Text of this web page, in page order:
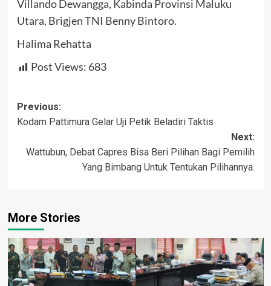
Villando Dewangga, Kabinda Provinsi Maluku
Utara, Brigjen TNI Benny Bintoro.
Halima Rehatta
Post Views: 683
Post
navigation
Previous:
Kodam Pattimura Gelar Uji Petik Beladiri Taktis
Next:
Wattubun, Debat Capres Bisa Beri Pilihan Bagi Pemilih
Yang Bimbang Untuk Tentukan Pilihannya.
More Stories